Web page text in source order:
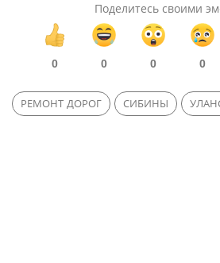
Поделитесь своими
0 0 0 0
РЕМОНТ ДОРОГ СИБИНЫ